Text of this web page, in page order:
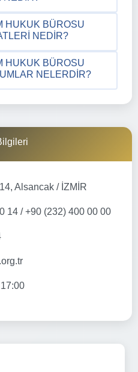
HUKUK BÜROSU
NEDIR?
HUKUK BÜROSU
NELERDIR?
Alsancak / İZMİR
14 / +90 (232) 400 00 00